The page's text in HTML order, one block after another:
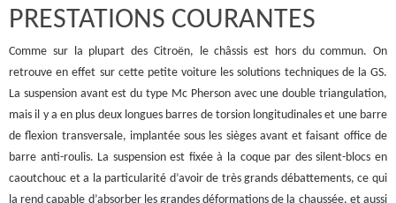
PRESTATIONS COURANTES
Comme sur la plupart des Citroën, le châssis est hors du commun. On
retrouve en effet sur cette petite voiture les solutions techniques de la GS.
La suspension avant est du type Mc Pherson avec une double triangulation,
mais il y a en plus deux longues barres de torsion longitudinales et une barre
de flexion transversale, implantée sous les sièges avant et faisant office de
barre anti-roulis. La suspension est fixée à la coque par des silent-blocs en
caoutchouc et a la particularité d’avoir de très grands débattements, ce qui
la rend capable d’absorber les grandes déformations de la chaussée, et aussi